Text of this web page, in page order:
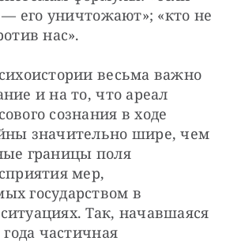
— его уничтожают»; «кто не
нас».
весьма важно
и на то, что ареал
сознания в ходе
значительно шире, чем
границы поля
мер,
государством в
Так, начавшаяся